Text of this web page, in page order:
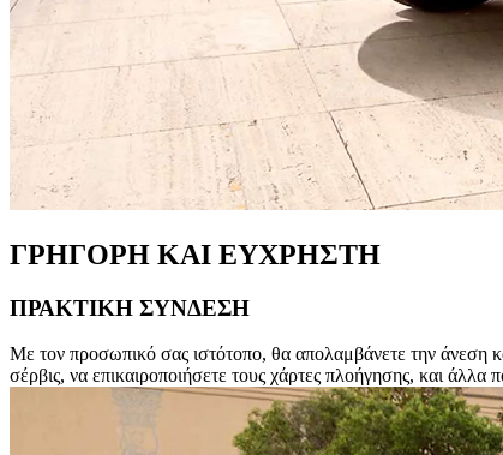
ΓΡΗΓΟΡΗ ΚΑΙ ΕΥΧΡΗΣΤΗ
ΠΡΑΚΤΙΚΗ ΣΥΝΔΕΣΗ
Με τον προσωπικό σας ιστότοπο, θα απολαμβάνετε την άνεση
σέρβις, να επικαιροποιήσετε τους χάρτες πλοήγησης, και άλλα